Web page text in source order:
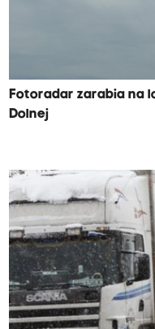
Fotoradar zarabia na
Dolnej